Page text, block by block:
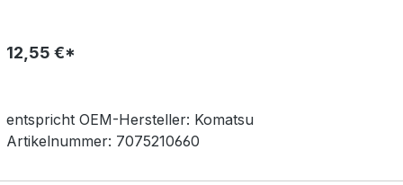
12,55 €*
entspricht OEM-Hersteller: Komatsu
Artikelnummer: 7075210660